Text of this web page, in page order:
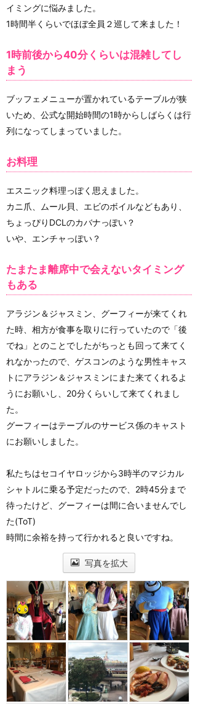
イミングに悩みました。
1時間半くらいでほぼ全員２巡して来ました！
1時前後から40分くらいは混雑してし
まう
ブッフェメニューが置かれているテーブルが狭
いため、公式な開始時間の1時からしばらくは行
列になってしまっていました。
お料理
エスニック料理っぽく思えました。
カニ爪、ムール貝、エビのボイルなどもあり、
ちょっぴりDCLのカバナっぽい？
いや、エンチャっぽい？
たまたま離席中で会えないタイミング
もある
アラジン＆ジャスミン、グーフィーが来てくれ
た時、相方が食事を取りに行っていたので「後
でね」とのことでしたがちっとも回って来てく
れなかったので、ゲスコンのような男性キャス
トにアラジン＆ジャスミンにまた来てくれるよ
うにお願いし、20分くらいして来てくれまし
た。
グーフィーはテーブルのサービス係のキャスト
にお願いしました。
私たちはセコイヤロッジから3時半のマジカル
シャトルに乗る予定だったので、2時45分まで
待ったけど、グーフィーは間に合いませんでし
た(ToT)
時間に余裕を持って行かれると良いですね。
写真を拡大